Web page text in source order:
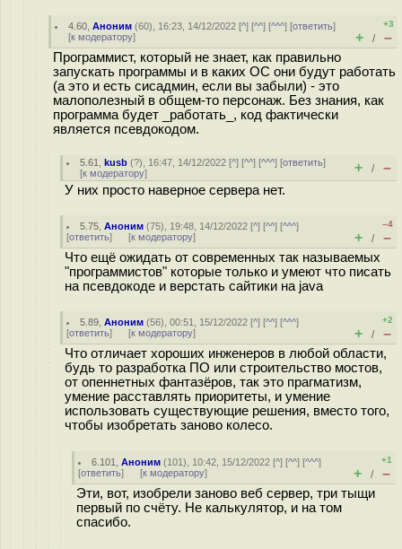
4.60 ,Аноним (60), 16:23, 14/12/2022 [^] [^^] [^^^] [ответить]
[к модератору]
+3
+ / –
Программист, который не знает, как правильно
запускать программы и в каких ОС они будут работать
(а это и есть сисадмин, если вы забыли) - это
малополезный в общем-то персонаж. Без знания, как
программа будет _работать_, код фактически
является псевдокодом.
5.61 ,kusb (?), 16:47, 14/12/2022 [^] [^^] [^^^] [ответить]
[к модератору] + / –
У них просто наверное сервера нет.
5.75 ,Аноним (75), 19:48, 14/12/2022 [^] [^^] [^^^]
[ответить] [к модератору]
–4
+ / –
Что ещё ожидать от современных так называемых
"программистов" которые только и умеют что писать
на псевдокоде и верстать сайтики на java
5.89 ,Аноним (56), 00:51, 15/12/2022 [^] [^^] [^^^]
[ответить] [к модератору]
+2
+ / –
Что отличает хороших инженеров в любой области,
будь то разработка ПО или строительство мостов,
от опеннетных фантазёров, так это прагматизм,
умение расставлять приоритеты, и умение
использовать существующие решения, вместо того,
чтобы изобретать заново колесо.
6.101 ,Аноним (101), 10:42, 15/12/2022 [^] [^^] [^^^]
[ответить] [к модератору]
+1
+ / –
Эти, вот, изобрели заново веб сервер, три тыщи
первый по счёту. Не калькулятор, и на том
спасибо.